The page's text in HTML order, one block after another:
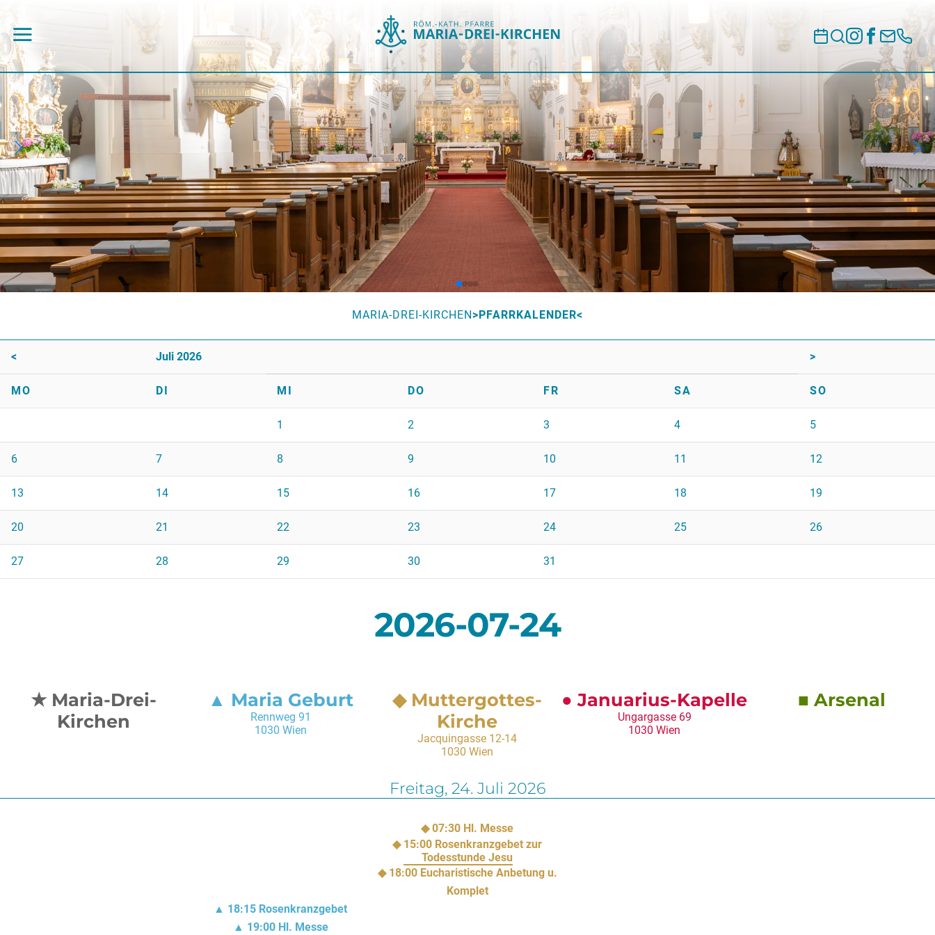
MARIA-DREI-KIRCHEN PFARRKALENDER
< Juli 2026 >
MO DI MI DO FR SA SO
1 2 3 4 5
6 7 8 9 10 11 12
13 14 15 16 17 18 19
20 21 22 23 24 25 26
27 28 29 30 31
2026-07-24
Maria-Drei-
Kirchen
Maria Geburt
Rennweg 91
1030 Wien
Muttergottes-
Kirche
Jacquingasse 12-14
1030 Wien
Januarius-Kapelle
Ungargasse 69
1030 Wien
Arsenal
Freitag, 24. Juli 2026
07:30 Hl. Messe
15:00 Rosenkranzgebet zur
Todesstunde Jesu
18:00 Eucharistische Anbetung u.
Komplet
18:15 Rosenkranzgebet
19:00 Hl. Messe